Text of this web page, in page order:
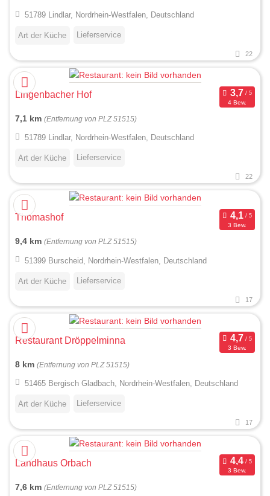
51789 Lindlar, Nordrhein-Westfalen, Deutschland
Art der Küche Lieferservice
22
Lingenbacher Hof
4 Bew.
7,1 km (Entfernung von PLZ 51515)
51789 Lindlar, Nordrhein-Westfalen, Deutschland
Art der Küche Lieferservice
22
Thomashof
3 Bew.
9,4 km (Entfernung von PLZ 51515)
51399 Burscheid, Nordrhein-Westfalen, Deutschland
Art der Küche Lieferservice
17
Restaurant Dröppelminna
3 Bew.
8 km (Entfernung von PLZ 51515)
51465 Bergisch Gladbach, Nordrhein-Westfalen, Deutschland
Art der Küche Lieferservice
17
Landhaus Orbach
3 Bew.
7,6 km (Entfernung von PLZ 51515)